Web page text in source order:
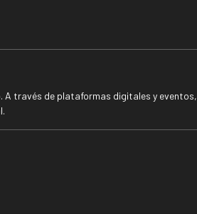
A través de plataformas digitales y eventos,